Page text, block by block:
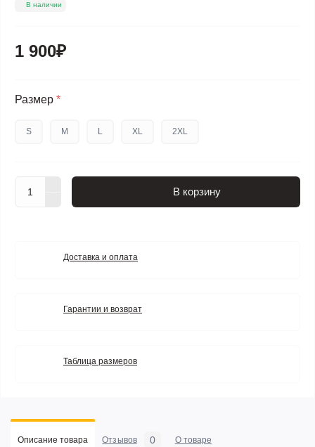
В наличии
1 900₽
Размер *
S M L XL 2XL
В корзину
Доставка и оплата
Гарантии и возврат
Таблица размеров
Описание товара Отзывов 0 О товаре